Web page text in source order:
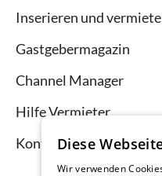
Inserieren und
Gastgebermagazin
Channel Manager
Hilfe Vermieter
KontaktDiese
Wir verwenden